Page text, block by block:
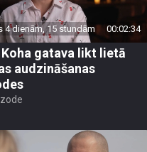
4 dienām, 15 stundām 00:02:34
Koha gatava likt lietā
audzināšanas